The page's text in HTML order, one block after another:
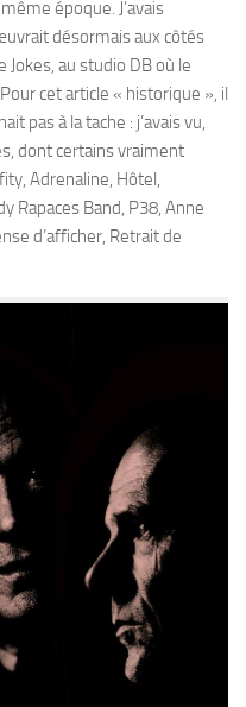
époque. J’avais
désormais aux côtés
Jokes, au studio DB où le
cet article « historique », il
pas à la tache : j’avais vu,
dont certains vraiment
Adrenaline, Hôtel,
Rapaces Band, P38, Anne
d’afficher, Retrait de